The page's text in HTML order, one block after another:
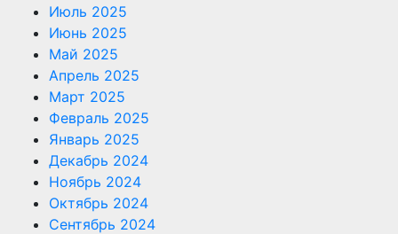
Июль 2025
Июнь 2025
Май 2025
Апрель 2025
Март 2025
Февраль 2025
Январь 2025
Декабрь 2024
Ноябрь 2024
Октябрь 2024
Сентябрь 2024